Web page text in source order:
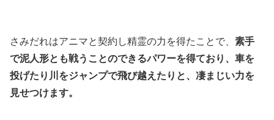
さみだれはアニマと契約し精霊の力を得たことで、素手
で泥人形とも戦うことのできるパワーを得ており、車を
投げたり川をジャンプで飛び越えたりと、凄まじい力を
見せつけます。